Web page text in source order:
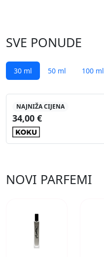
SVE PONUDE
30 ml 50 ml 100 ml
NAJNIŽA CIJENA
34,00 €
NOVI PARFEMI